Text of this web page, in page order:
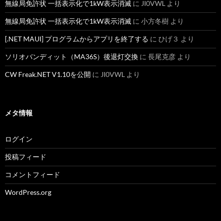
無線局免許状 一括表示化で1kW表示消滅 に JI0VWL より
無線局免許状 一括表示化で1kW表示消滅 に 小方冬樹 より
[.NET MAUI] プログラムからアプリを終了する に ひげ３ より
ソリオバンディット（MA36S）後退灯交換 に 長尾克彦 より
CW Freak.NET V1.10を公開 に JI0VWL より
メタ情報
ログイン
投稿フィード
コメントフィード
WordPress.org